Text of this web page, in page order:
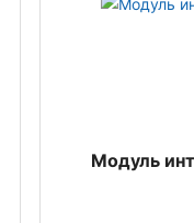
Модуль